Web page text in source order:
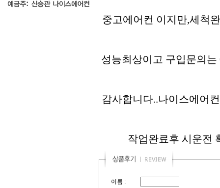
중고에어컨 이지만,세척
성능최상이고 구입문의
감사합니다..나이스에어
작업완료후 시운전
이름 :